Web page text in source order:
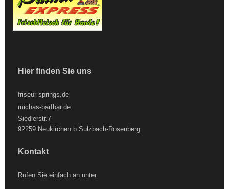
Hier finden Sie uns
friseur-springs.de
michas-barfbar.de
Siedlerstr.7
92259 Neukirchen b.Sulzbach-Rosenberg
Kontakt
Rufen Sie einfach an unter